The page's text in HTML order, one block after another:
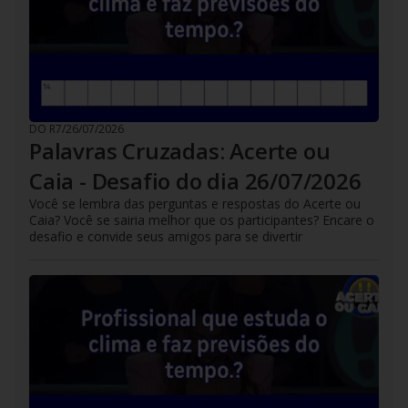
DO R7/26/07/2026
Palavras Cruzadas: Acerte ou
Caia - Desafio do dia 26/07/2026
Você se lembra das perguntas e respostas do Acerte ou
Caia? Você se sairia melhor que os participantes? Encare o
desafio e convide seus amigos para se divertir